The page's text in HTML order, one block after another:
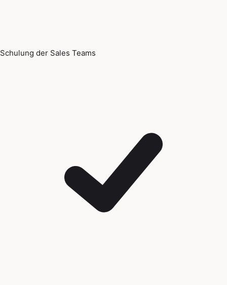
Schulung der Sales Teams